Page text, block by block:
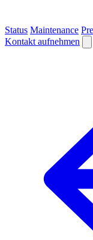
Status Maintenance
Kontakt aufnehmen